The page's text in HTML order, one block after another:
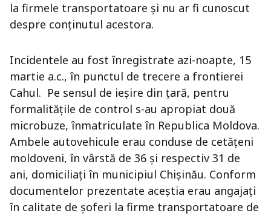
la firmele transportatoare și nu ar fi cunoscut
despre conținutul acestora.
Incidentele au fost înregistrate azi-noapte, 15
martie a.c., în punctul de trecere a frontierei
Cahul. Pe sensul de ieșire din țară, pentru
formalitățile de control s-au apropiat două
microbuze, înmatriculate în Republica Moldova.
Ambele autovehicule erau conduse de cetățeni
moldoveni, în vârstă de 36 și respectiv 31 de
ani, domiciliați în municipiul Chișinău. Conform
documentelor prezentate aceștia erau angajați
în calitate de șoferi la firme transportatoare de